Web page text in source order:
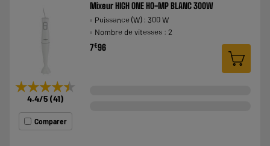
★★★★★
★★★★★
4.4/5 (41)
Comparer
Mixeur HIGH ONE HO-MP BLANC 300W
Puissance (W) : 300 W
Nombre de vitesses : 2
7€96